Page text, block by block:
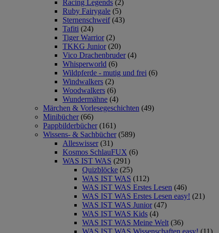
Racing Legends (2)
Ruby Fairygale (5)
Sternenschweif (43)
Tafiti (24)
Tiger Warrior (2)
TKKG Junior (20)
Vico Drachenbruder (4)
Whisperworld (6)
Wildpferde - mutig und frei (6)
Windwalkers (2)
Woodwalkers (6)
Wundermähne (4)
Märchen & Vorlesegeschichten (49)
Minibücher (66)
Pappbilderbücher (161)
Wissens- & Sachbücher (589)
Alleswisser (31)
Kosmos SchlauFUX (6)
WAS IST WAS (291)
Quizblöcke (25)
WAS IST WAS (112)
WAS IST WAS Erstes Lesen (46)
WAS IST WAS Erstes Lesen easy! (21)
WAS IST WAS Junior (47)
WAS IST WAS Kids (4)
WAS IST WAS Meine Welt (36)
WAS IST WAS Wissenschaften easy! (11)